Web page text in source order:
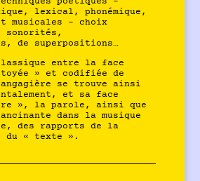
lexical, phonémique,
musicales – choix
sonorités,
de superpositions…
entre la face
» et codifiée de
se trouve ainsi
et sa face
», la parole, ainsi que
dans la musique
des rapports de la
du « texte ».